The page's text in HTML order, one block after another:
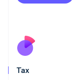
Tax
EspañolEnglish
English
Paesi Bassi